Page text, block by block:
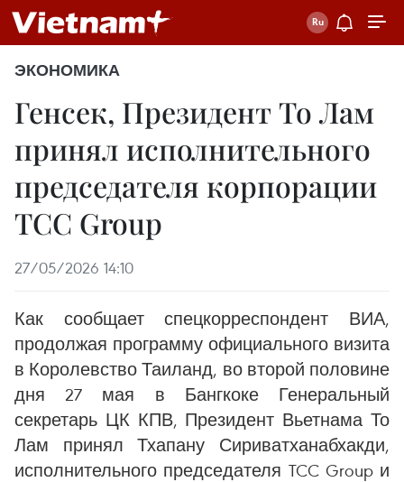
ЭКОНОМИКА
Генсек, Президент То Лам
принял исполнительного
председателя корпорации
TCC Group
27/05/2026 14:10
Как сообщает спецкорреспондент ВИА,
продолжая программу официального визита
в Королевство Таиланд, во второй половине
дня 27 мая в Бангкоке Генеральный
секретарь ЦК КПВ, Президент Вьетнама То
Лам принял Тхапану Сириватханабхакди,
исполнительного председателя TCC Group и